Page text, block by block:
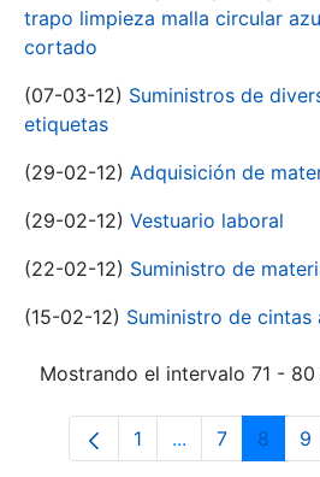
trapo limpieza malla circular
cortado
(07-03-12) Suministros de
etiquetas
(29-02-12) Adquisición de
(29-02-12) Vestuario laboral
(22-02-12) Suministro de
(15-02-12) Suministro de cintas
Mostrando el intervalo 71 -
Página
1 ...Páginas
Página
7 Página
8 9